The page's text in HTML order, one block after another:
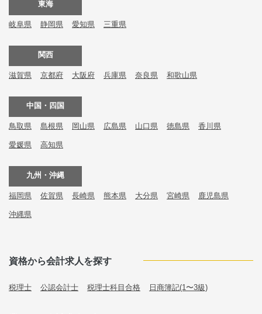
東海
岐阜県 静岡県 愛知県 三重県
関西
滋賀県 京都府 大阪府 兵庫県 奈良県 和歌山県
中国・四国
鳥取県 島根県 岡山県 広島県 山口県 徳島県 香川県
愛媛県 高知県
九州・沖縄
福岡県 佐賀県 長崎県 熊本県 大分県 宮崎県 鹿児島県
沖縄県
資格から会計求人を探す
税理士 公認会計士 税理士科目合格 日商簿記(1〜3級)